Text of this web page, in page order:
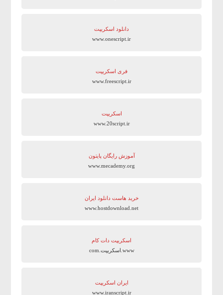
دانلود اسکریپت
www.onescript.ir
فری اسکریپت
www.freescript.ir
اسکریپت
www.20script.ir
آموزش رایگان پایتون
www.mecademy.org
خرید هاست دانلود ایران
www.hostdownload.net
اسکریپت دات کام
www.اسکریپت.com
ایران اسکریپت
www.iranscript.ir